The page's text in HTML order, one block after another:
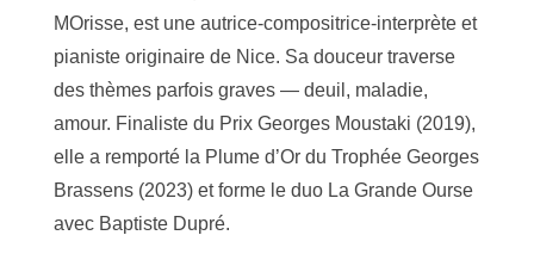
MOrisse, est une autrice-compositrice-interprète et
pianiste originaire de Nice. Sa douceur traverse
des thèmes parfois graves — deuil, maladie,
amour. Finaliste du Prix Georges Moustaki (2019),
elle a remporté la Plume d’Or du Trophée Georges
Brassens (2023) et forme le duo La Grande Ourse
avec Baptiste Dupré.